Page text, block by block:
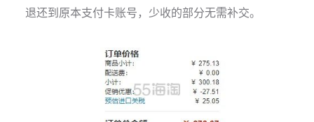
退还到原本支付卡账号，少收的部分无需补交。